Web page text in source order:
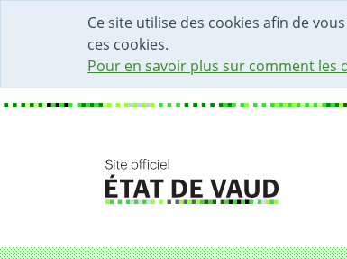
Ce site utilise des cookies afin de
ces cookies.
Pour en savoir plus sur comment
DÉBUT DU CONTENU DE LA PAGE
ACCÈS AU CHAMP DE RECHERCHE
PAGE D'ACCUEIL
FORMULAIRE DE CONTACT